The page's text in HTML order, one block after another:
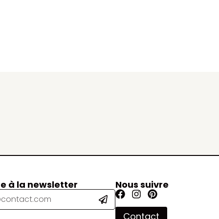
à la newsletter Nous suivre
Contact